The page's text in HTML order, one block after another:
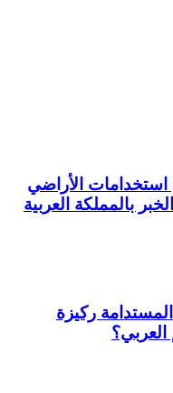
استخدامات الأراضي
بالمملكة العربية
ركيزة
العربي؟